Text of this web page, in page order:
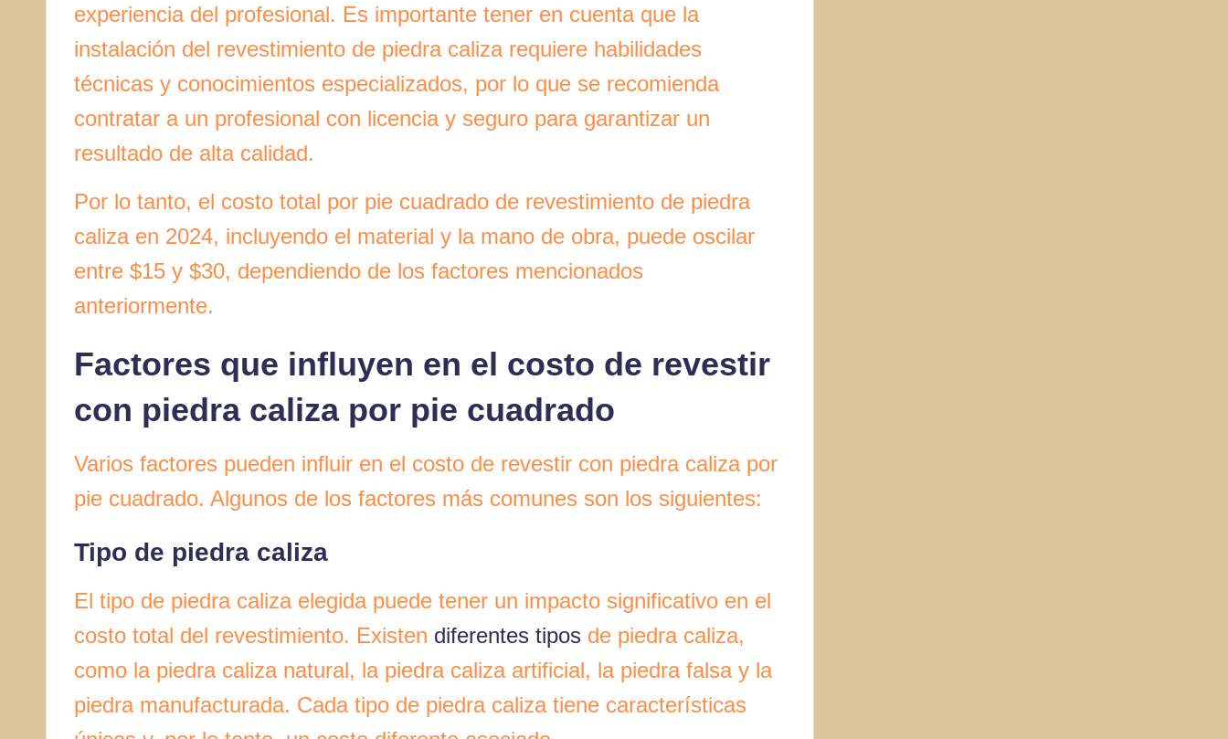
experiencia del profesional. Es importante tener en cuenta que la
instalación del revestimiento de piedra caliza requiere habilidades
técnicas y conocimientos especializados, por lo que se recomienda
contratar a un profesional con licencia y seguro para garantizar un
resultado de alta calidad.
Por lo tanto, el costo total por pie cuadrado de revestimiento de piedra
caliza en 2024, incluyendo el material y la mano de obra, puede oscilar
entre $15 y $30, dependiendo de los factores mencionados
anteriormente.
Factores que influyen en el costo de revestir
con piedra caliza por pie cuadrado
Varios factores pueden influir en el costo de revestir con piedra caliza por
pie cuadrado. Algunos de los factores más comunes son los siguientes:
Tipo de piedra caliza
El tipo de piedra caliza elegida puede tener un impacto significativo en el
costo total del revestimiento. Existen diferentes tipos de piedra caliza,
como la piedra caliza natural, la piedra caliza artificial, la piedra falsa y la
piedra manufacturada. Cada tipo de piedra caliza tiene características